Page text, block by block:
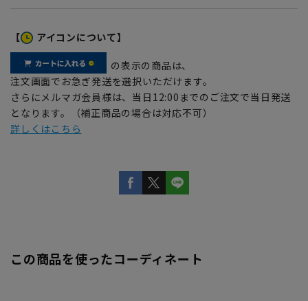
【 アイコンについて】
の表示の商品は、
注文画面でお急ぎ発送を選択いただけます。
さらにメルマガ会員様は、当日12:00までのご注文で当日発送
となります。（補正商品の場合は対応不可）
詳しくはこちら
この商品を使ったコーディネート